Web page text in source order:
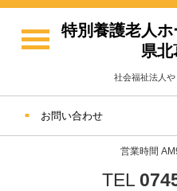
特別養護老人
県北
社会福祉法人や
お問い合わせ
営業時間
TEL